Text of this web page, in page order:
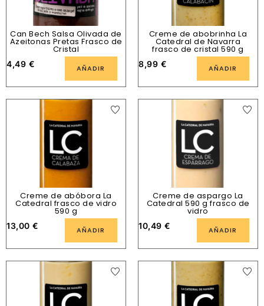
Can Bech Salsa Olivada de
Azeitonas Pretas Frasco de
Cristal
4,49 € AÑADIR
Creme de abobrinha La
Catedral de Navarra
frasco de cristal 590 g
8,99 € AÑADIR
Creme de abóbora La
Catedral frasco de vidro
590 g
13,00 € AÑADIR
Creme de aspargo La
Catedral 590 g frasco de
vidro
10,49 € AÑADIR